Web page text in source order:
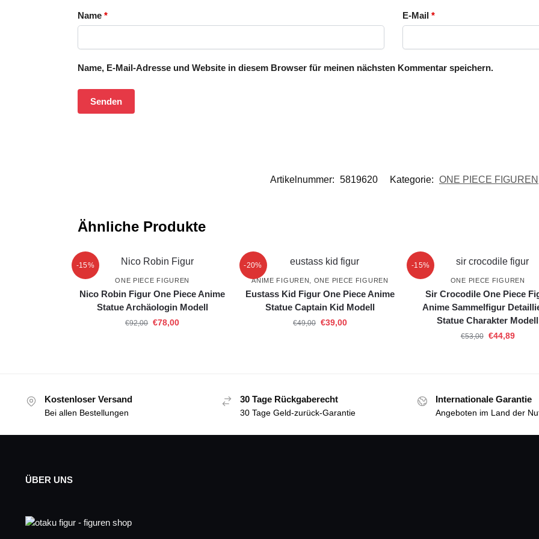
Name * E-Mail *
Name, E-Mail-Adresse und Website in diesem Browser für meinen nächsten Kommentar speichern.
Artikelnummer: 5819620 Kategorie: ONE PIECE FIGUREN
Ähnliche Produkte
-15%
ONE PIECE FIGUREN
Nico Robin Figur One Piece Anime
Statue Archäologin Modell
€92,00 €78,00
-20%
ANIME FIGUREN ONE PIECE FIGUREN
Eustass Kid Figur One Piece Anime
Statue Captain Kid Modell
€49,00 €39,00
-15%
ONE PIECE FIGUREN
Sir Crocodile One Piece
Anime Sammelfigur
Statue Charakter Modell
€53,00 €44,89
Kostenloser Versand
Bei allen Bestellungen
30 Tage Rückgaberecht
30 Tage Geld-zurück-Garantie
Internationale Garantie
Angeboten im Land der
ÜBER UNS